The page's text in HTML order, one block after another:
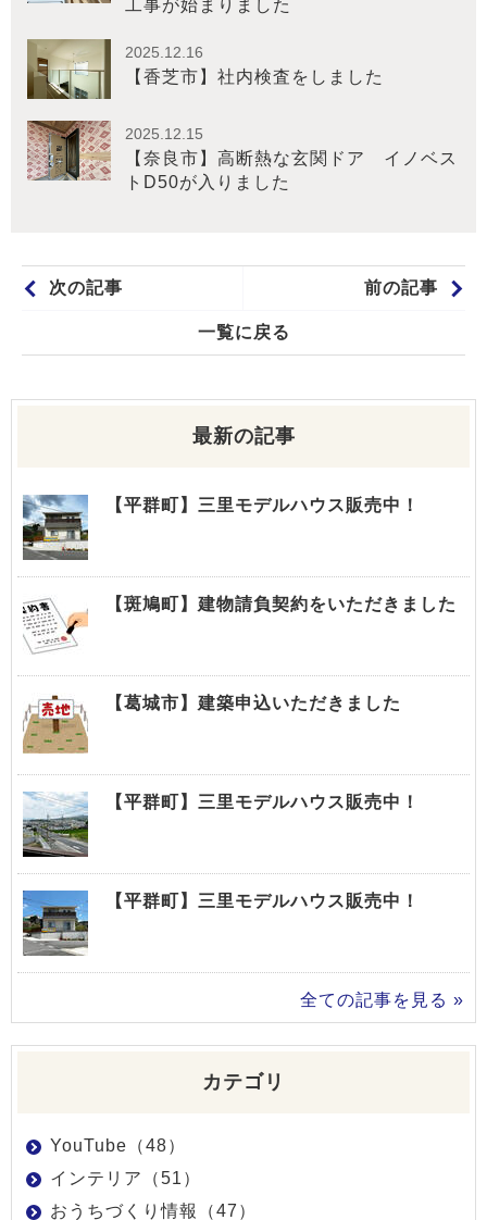
工事が始まりました
2025.12.16
【香芝市】社内検査をしました
2025.12.15
【奈良市】高断熱な玄関ドア イノベス
トD50が入りました
次の記事 前の記事
一覧に戻る
最新の記事
【平群町】三里モデルハウス販売中！
【斑鳩町】建物請負契約をいただきました
【葛城市】建築申込いただきました
【平群町】三里モデルハウス販売中！
【平群町】三里モデルハウス販売中！
全ての記事を見る »
カテゴリ
YouTube（48）
インテリア（51）
おうちづくり情報（47）